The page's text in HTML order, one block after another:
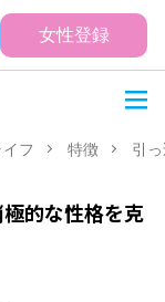
女性登録
フ 特徴 引
的な性格を克